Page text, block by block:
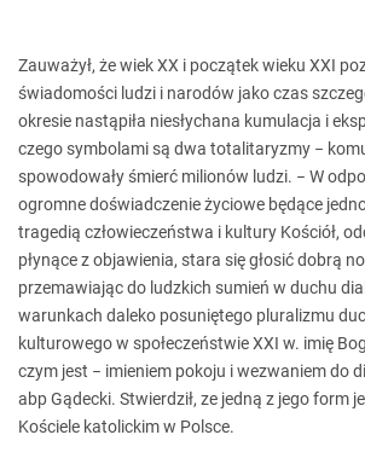
Zauważył, że wiek XX i początek wieku XXI
świadomości ludzi i narodów jako czas
okresie nastąpiła niesłychana kumulacja i
czego symbolami są dwa totalitaryzmy −
spowodowały śmierć milionów ludzi. − W
ogromne doświadczenie życiowe będące
tragedią człowieczeństwa i kultury Kościół,
płynące z objawienia, stara się głosić dobrą
przemawiając do ludzkich sumień w duchu
warunkach daleko posuniętego pluralizmu
kulturowego w społeczeństwie XXI w. imię
czym jest − imieniem pokoju i wezwaniem do
abp Gądecki. Stwierdził, ze jedną z jego form
Kościele katolickim w Polsce.